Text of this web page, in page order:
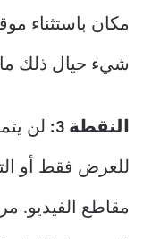
شيء حيال ذلك
النقطة 3: لن
للعرض فقط أو
مقاطع الفيديو.